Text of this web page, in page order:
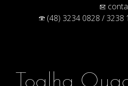
(48) 3234 0828 / 3238